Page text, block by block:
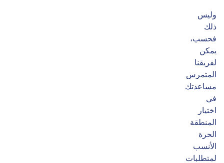
وليس
ذلك
فحسب،
يمكن
لفريقنا
المتمرس
مساعدتك
في
اختيار
المنطقة
الحرة
الأنسب
لمتطلبات